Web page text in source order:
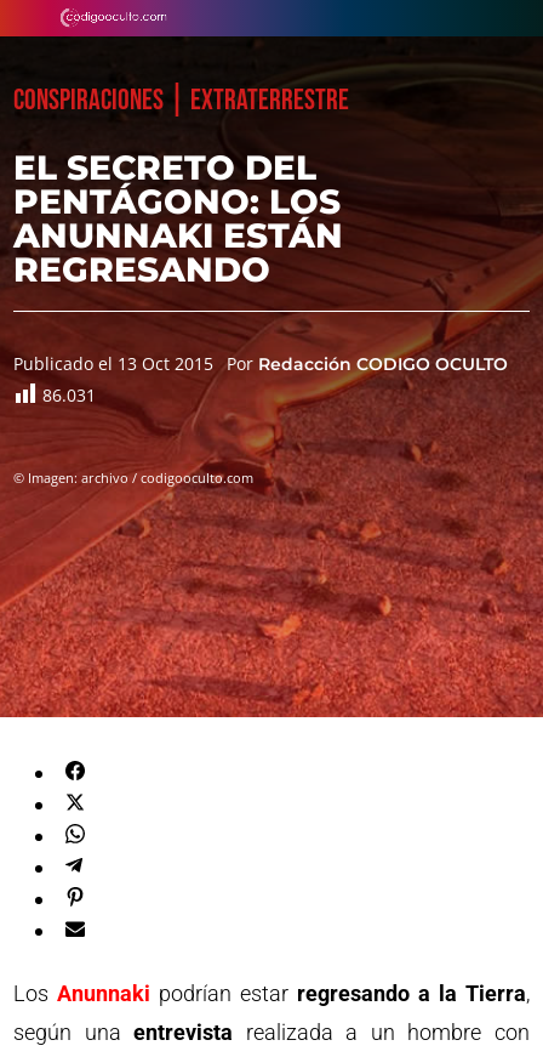
CONSPIRACIONES EXTRATERRESTRE
EL SECRETO DEL
PENTÁGONO: LOS
ANUNNAKI ESTÁN
REGRESANDO
Publicado el 13 Oct 2015 Por Redacción CODIGO OCULTO
86.031
© Imagen: archivo / codigooculto.com
LosAnunnaki podrían estar regresando a la Tierra,
según unaentrevista realizada a un hombre con